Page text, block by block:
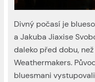
Divný počasí je
a Jakuba Jiaxise
daleko před dobu,
Weathermakers.
bluesmani